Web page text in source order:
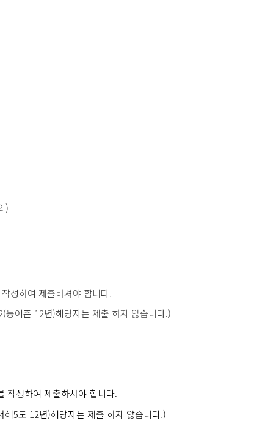
)
작성하여 제출하셔야 합니다.
어촌 12년)해당자는 제출 하지 않습니다.)
작성하여 제출하셔야 합니다.
5도 12년)해당자는 제출 하지 않습니다.)